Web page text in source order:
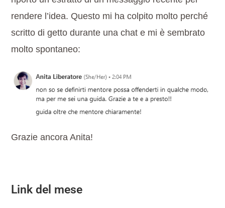
rendere l’idea. Questo mi ha colpito molto perché
scritto di getto durante una chat e mi è sembrato
molto spontaneo:
Grazie ancora Anita!
Link del mese